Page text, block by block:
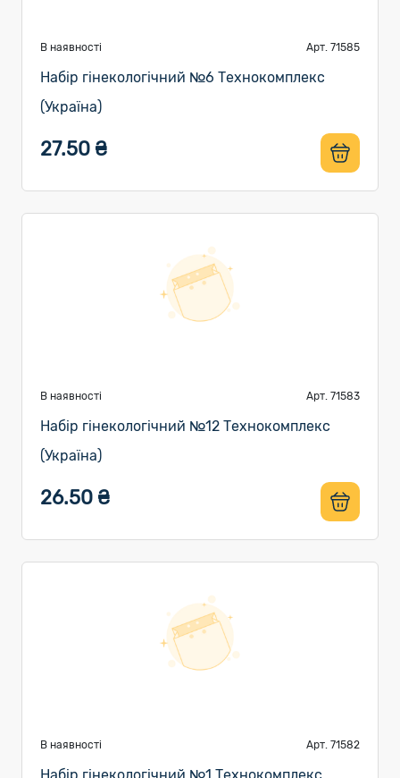
В наявності Арт. 71585
Набір гінекологічний №6 Технокомплекс
(Україна)
27.50 ₴
В наявності Арт. 71583
Набір гінекологічний №12 Технокомплекс
(Україна)
26.50 ₴
В наявності Арт. 71582